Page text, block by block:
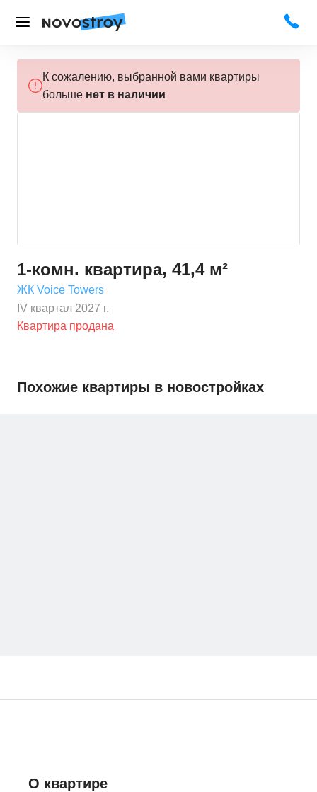
К сожалению, выбранной вами квартиры
больше нет в наличии
1-комн. квартира, 41,4 м²
ЖК Voice Towers
IV квартал 2027 г.
Квартира продана
Похожие квартиры в новостройках
О квартире